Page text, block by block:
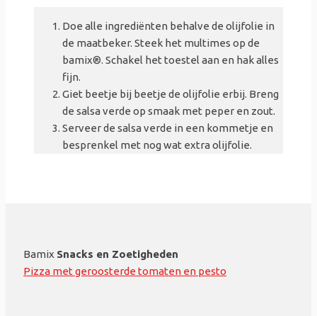
Doe alle ingrediënten behalve de olijfolie in
de maatbeker. Steek het multimes op de
bamix®. Schakel het toestel aan en hak alles
fijn.
Giet beetje bij beetje de olijfolie erbij. Breng
de salsa verde op smaak met peper en zout.
Serveer de salsa verde in een kommetje en
besprenkel met nog wat extra olijfolie.
Bamix Snacks en Zoetigheden
Pizza met geroosterde tomaten en pesto